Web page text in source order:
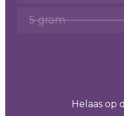
5 gram
Helaas op